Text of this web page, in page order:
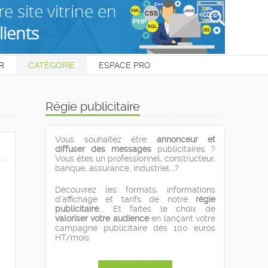
CATÉGORIE
ESPACE PRO
Régie publicitaire
Vous souhaitez être annonceur et
diffuser des messages publicitaires ?
Vous êtes un professionnel, constructeur,
banque, assurance, industriel...?
Découvrez les formats, informations
d'affichage et tarifs de notre régie
publicitaire. .. Et faites le choix de
valoriser votre audienceen lançant votre
campagne publicitaire dès 100 euros
HT/mois.